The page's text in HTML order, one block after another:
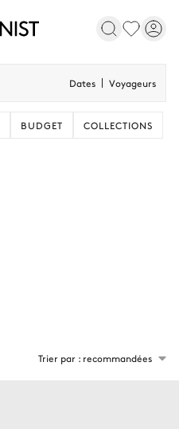
Dates Voyageurs
BUDGET COLLECTIONS
Trier par : recommandées